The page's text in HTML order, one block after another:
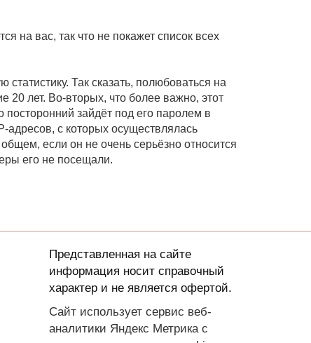
на вас, так что не покажет список всех
Так сказать, полюбоваться на
лет. Во-вторых, что более важно, этот
посторонний зайдёт под его паролем в
адресов, с которых осуществлялась
если он не очень серьёзно относится
его не посещали.
Представленная на сайте
информация носит справочный
характер и не является офертой.
Сайт использует сервис веб-
аналитики Яндекс Метрика с